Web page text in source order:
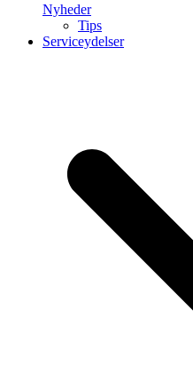
Nyheder
Tips
Serviceydelser